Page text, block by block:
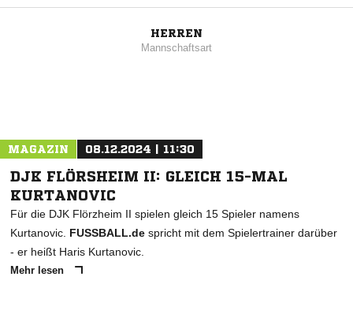
HERREN
Mannschaftsart
MAGAZIN 08.12.2024 | 11:30
DJK FLÖRSHEIM II: GLEICH 15-MAL
KURTANOVIC
Für die DJK Flörzheim II spielen gleich 15 Spieler namens
Kurtanovic. FUSSBALL.de spricht mit dem Spielertrainer darüber
- er heißt Haris Kurtanovic.
Mehr lesen